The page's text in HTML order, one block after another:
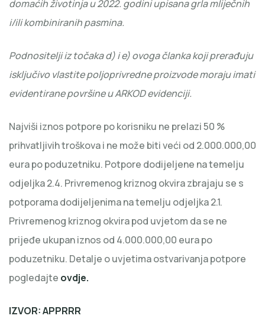
domaćih životinja u 2022. godini upisana grla mliječnih
i/ili kombiniranih pasmina.
Podnositelji iz točaka d) i e) ovoga članka koji prerađuju
isključivo vlastite poljoprivredne proizvode moraju imati
evidentirane površine u ARKOD evidenciji.
Najviši iznos potpore po korisniku ne prelazi 50 %
prihvatljivih troškova i ne može biti veći od 2.000.000,00
eura po poduzetniku. Potpore dodijeljene na temelju
odjeljka 2.4. Privremenog kriznog okvira zbrajaju se s
potporama dodijeljenima na temelju odjeljka 2.1.
Privremenog kriznog okvira pod uvjetom da se ne
prijeđe ukupan iznos od 4.000.000,00 eura po
poduzetniku. Detalje o uvjetima ostvarivanja potpore
pogledajte ovdje.
IZVOR:APPRRR